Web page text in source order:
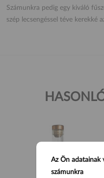
Számunkra pedig egy kiváló
szép lecsengéssel téve kerekké
Az Ön adatainak
számunkra